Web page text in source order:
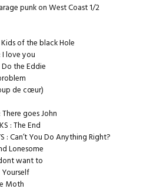
punk on West Coast 1/2
Kids of the black Hole
I love you
Do the Eddie
de cœur)
There goes John
: The End
: Can’t You Do Anything Right?
Lonesome
want to
Yourself
Moth